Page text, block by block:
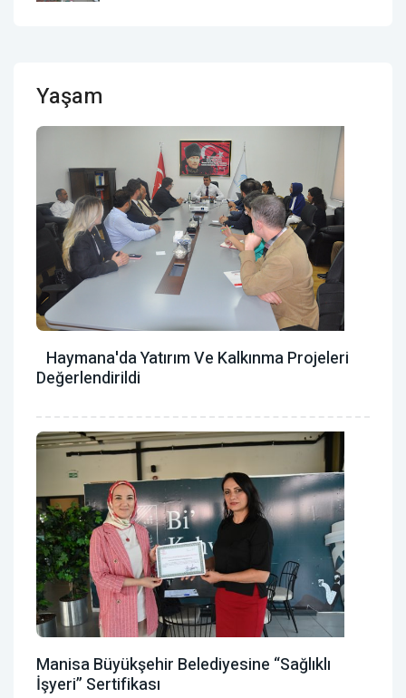
Yaşam
Haymana'da Yatırım Ve Kalkınma Projeleri
Değerlendirildi
Manisa Büyükşehir Belediyesine “Sağlıklı
İşyeri” Sertifikası